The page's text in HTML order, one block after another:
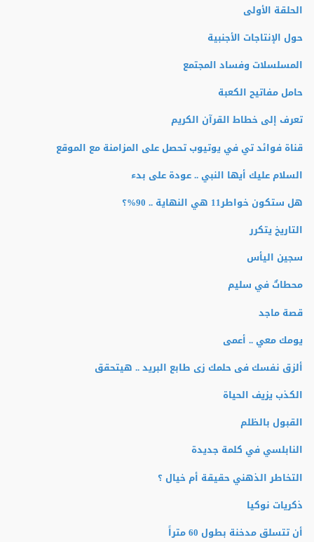
الحلقة الأولى
حول الإنتاجات الأجنبية
المسلسلات وفساد المجتمع
حامل مفاتيح الكعبة
تعرف إلى خطاط القرآن الكريم
قناة فوائد تي في يوتيوب تحصل على المزامنة مع الموقع
السلام عليك أيها النبي .. عودة على بدء
هل ستكون خواطر11 هي النهاية .. 90%؟
التاريخ يتكرر
سجين اليأس
محطاتٌ في سليم
قصة ماجد
يومك معي .. أعمى
ألزق نفسك فى حلمك زى طابع البريد .. هيتحقق
الكذب يزيف الحياة
القبول بالظلم
النابلسي في كلمة جديدة
التخاطر الذهني حقيقة أم خيال ؟
ذكريات نوكيا
أن تتسلق مدخنة بطول 60 متراً